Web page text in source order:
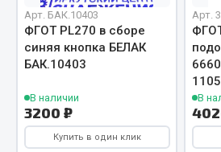
Показать ещё
Весь раздел
Смазочные материалы
Масла
Арт. БАК.10403
ФГОТ PL270 в сборе
синяя кнопка БЕЛАК
БАК.10403
В наличии
3200 ₽
Купить в один клик
Арт.
В